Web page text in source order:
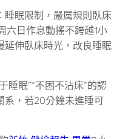
睡眠限制，嚴厲規則臥床
六日作息動搖不跨越1小
延伸臥床時光，改良睡眠
睡眠”“不困不沾床”的認
系，若20分鐘未進睡可